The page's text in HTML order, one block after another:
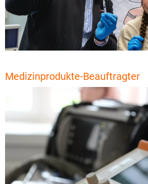
Medizinprodukte-Beauftragter